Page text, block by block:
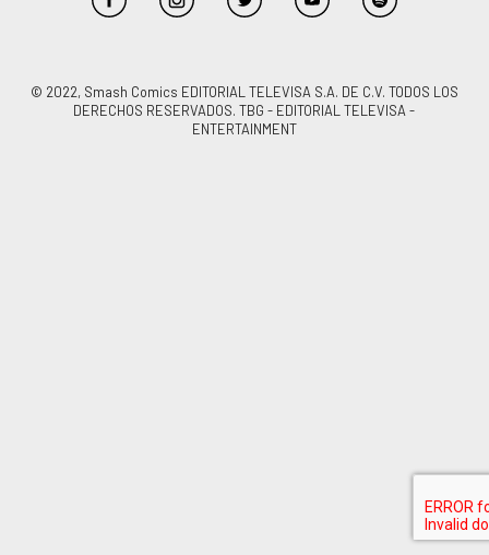
© 2022, Smash Comics EDITORIAL TELEVISA S.A. DE C.V. TODOS LOS
DERECHOS RESERVADOS. TBG - EDITORIAL TELEVISA -
ENTERTAINMENT